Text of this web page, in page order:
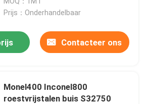
Prijs：Onderhandelbaar
Contacteer ons
Monel400 Inconel800
roestvrijstalen buis S32750